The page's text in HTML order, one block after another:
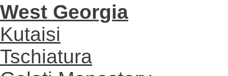
West Georgia
Kutaisi
Tschiatura